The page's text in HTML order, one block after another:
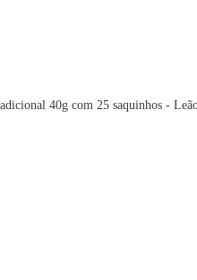
40g com 25 saquinhos -